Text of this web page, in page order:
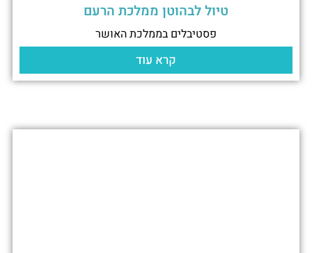
טיול לבהוטן ממלכת הרעם
פסטיבלים בממלכת האושר
קרא עוד